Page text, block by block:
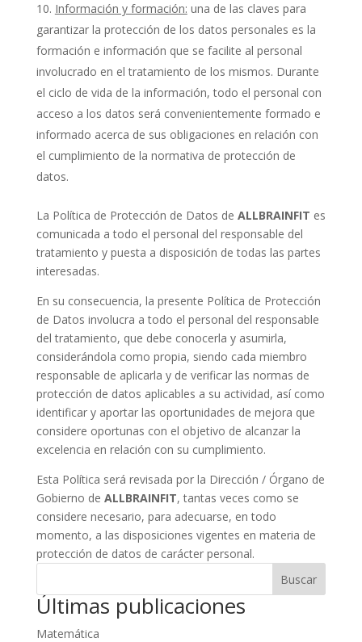
Información y formación: una de las claves para
garantizar la protección de los datos personales es la
formación e información que se facilite al personal
involucrado en el tratamiento de los mismos. Durante
el ciclo de vida de la información, todo el personal con
acceso a los datos será convenientemente formado e
informado acerca de sus obligaciones en relación con
el cumplimiento de la normativa de protección de
datos.
La Política de Protección de Datos de ALLBRAINFIT es
comunicada a todo el personal del responsable del
tratamiento y puesta a disposición de todas las partes
interesadas.
En su consecuencia, la presente Política de Protección
de Datos involucra a todo el personal del responsable
del tratamiento, que debe conocerla y asumirla,
considerándola como propia, siendo cada miembro
responsable de aplicarla y de verificar las normas de
protección de datos aplicables a su actividad, así como
identificar y aportar las oportunidades de mejora que
considere oportunas con el objetivo de alcanzar la
excelencia en relación con su cumplimiento.
Esta Política será revisada por la Dirección / Órgano de
Gobierno de ALLBRAINFIT, tantas veces como se
considere necesario, para adecuarse, en todo
momento, a las disposiciones vigentes en materia de
protección de datos de carácter personal.
Buscar
Últimas publicaciones
Matemática